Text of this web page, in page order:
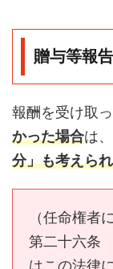
贈与等報
報酬を受け取
かった場合は
分」も考えら
（任命権者
第二十六条
はこの法律